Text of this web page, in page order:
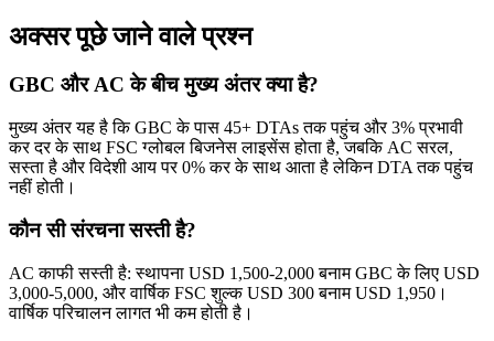
अक्सर पूछे जाने वाले प्रश्न
GBC और AC के बीच मुख्य अंतर क्या है?
मुख्य अंतर यह है कि GBC के पास 45+ DTAs तक पहुंच और 3% प्रभावी
कर दर के साथ FSC ग्लोबल बिजनेस लाइसेंस होता है, जबकि AC सरल,
सस्ता है और विदेशी आय पर 0% कर के साथ आता है लेकिन DTA तक पहुंच
नहीं होती।
कौन सी संरचना सस्ती है?
AC काफी सस्ती है: स्थापना USD 1,500-2,000 बनाम GBC के लिए USD
3,000-5,000, और वार्षिक FSC शुल्क USD 300 बनाम USD 1,950।
वार्षिक परिचालन लागत भी कम होती है।